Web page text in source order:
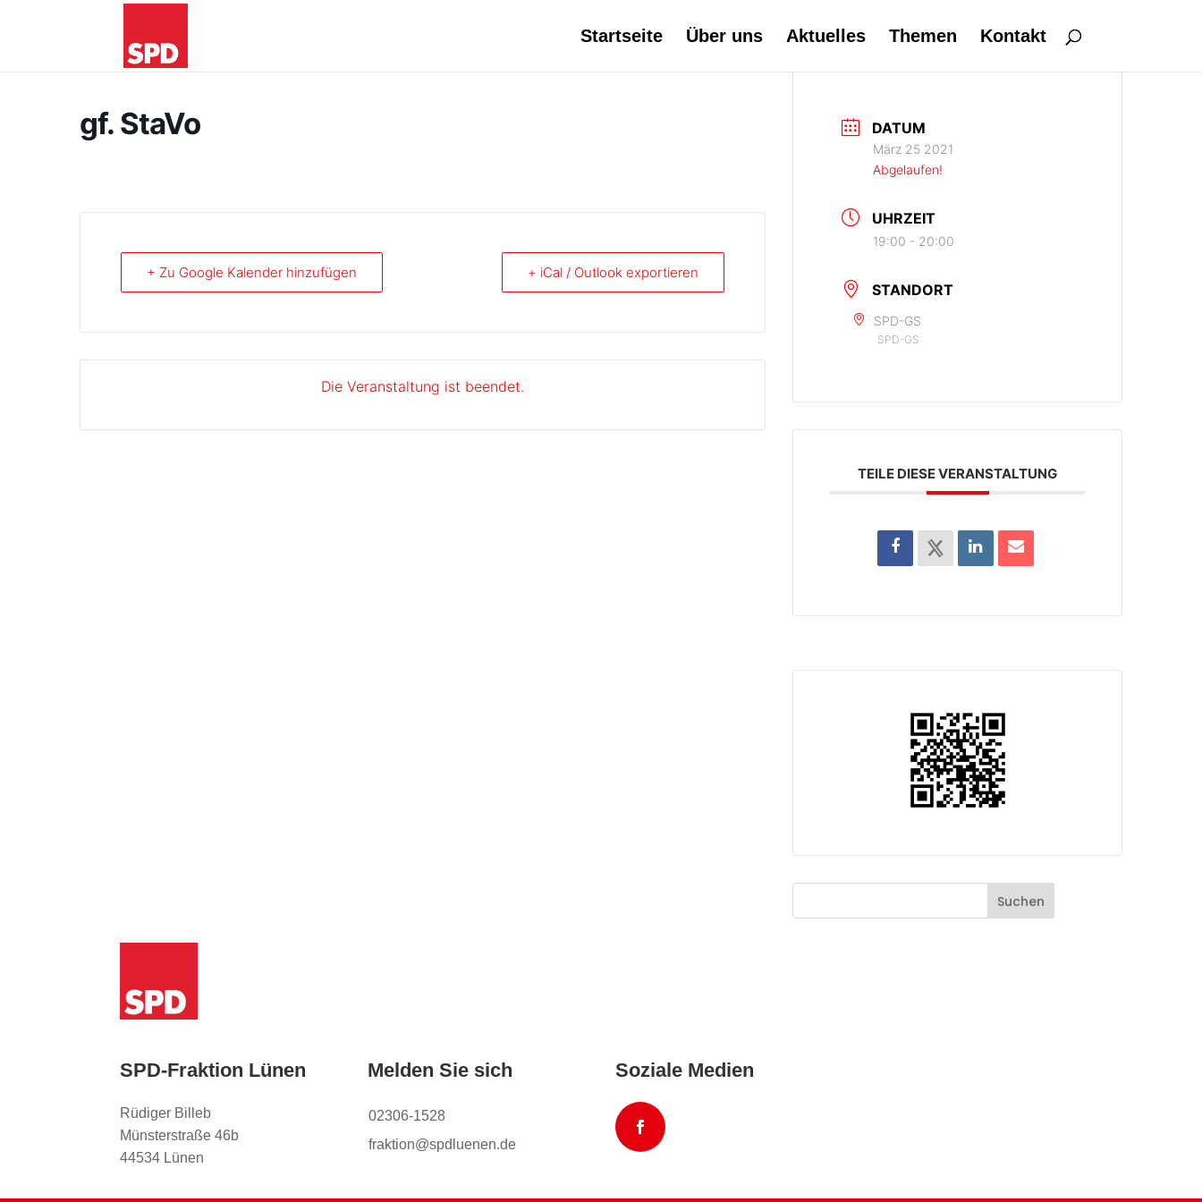
Startseite Über uns Aktuelles Themen Kontakt
gf. StaVo
+ Zu Google Kalender hinzufügen + iCal / Outlook exportieren
Die Veranstaltung ist beendet.
DATUM
März 25 2021
Abgelaufen!
UHRZEIT
19:00 - 20:00
STANDORT
SPD-GS
SPD-GS
TEILE DIESE VERANSTALTUNG
SPD-Fraktion Lünen
Rüdiger Billeb
Münsterstraße 46b
44534 Lünen
Melden Sie sich
02306-1528
fraktion@spdluenen.de
Soziale Medien